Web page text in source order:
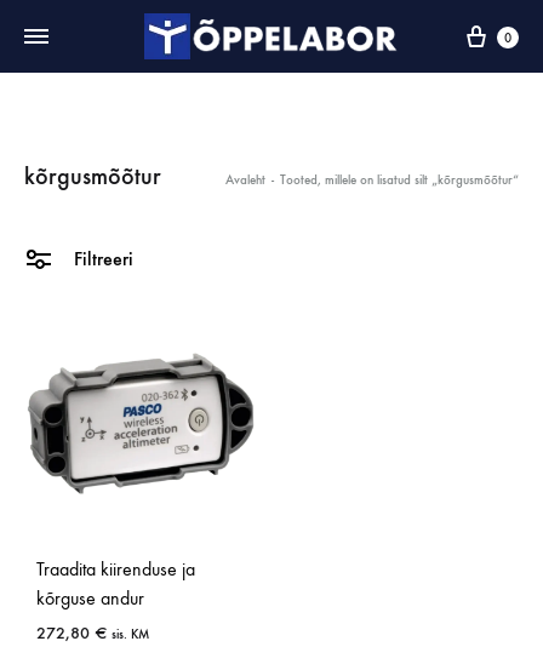
0
kõrgusmõõtur Avaleht - Tooted, millele on lisatud silt „kõrgusmõõtur“
Filtreeri
Traadita kiirenduse ja
kõrguse andur
272,80 € sis. KM